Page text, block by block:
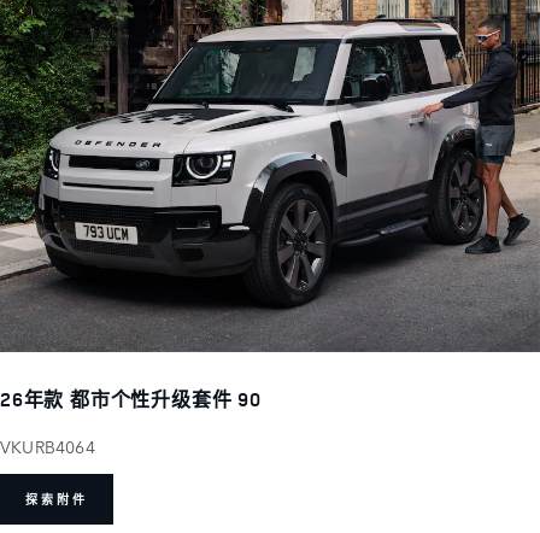
26年款 都市个性升级套件 90
VKURB4064
探索附件